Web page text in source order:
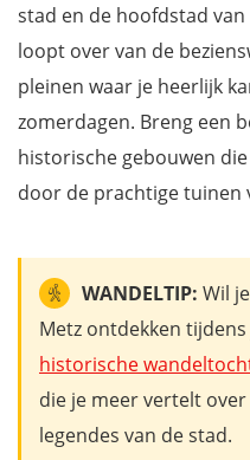
stad en de hoofdstad
loopt over van de
pleinen waar je heerlijk
zomerdagen. Breng een
historische gebouwen
door de prachtige tuinen
WANDELTIP: Wil
Metz ontdekken tijdens
historische
die je meer vertelt
legendes van de stad.